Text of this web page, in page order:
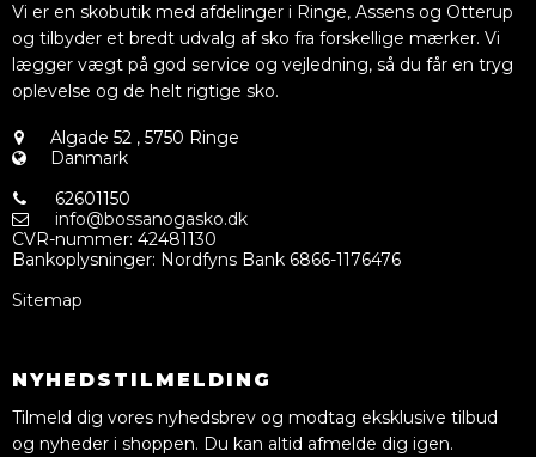
Vi er en skobutik med afdelinger i Ringe, Assens og Otterup
og tilbyder et bredt udvalg af sko fra forskellige mærker. Vi
lægger vægt på god service og vejledning, så du får en tryg
oplevelse og de helt rigtige sko.
Algade 52 , 5750 Ringe
Danmark
62601150
info@bossanogasko.dk
CVR-nummer: 42481130
Bankoplysninger: Nordfyns Bank 6866-1176476
Sitemap
NYHEDSTILMELDING
Tilmeld dig vores nyhedsbrev og modtag eksklusive tilbud
og nyheder i shoppen. Du kan altid afmelde dig igen.